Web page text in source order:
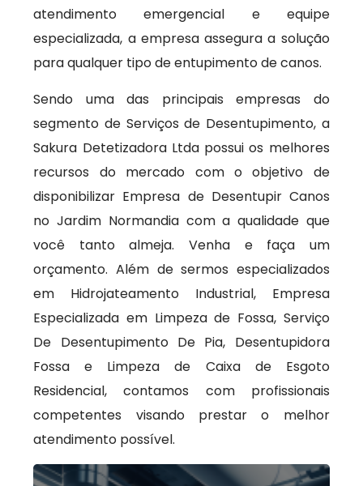
atendimento emergencial e equipe
especializada, a empresa assegura a solução
para qualquer tipo de entupimento de canos.
Sendo uma das principais empresas do
segmento de Serviços de Desentupimento, a
Sakura Detetizadora Ltda possui os melhores
recursos do mercado com o objetivo de
disponibilizar Empresa de Desentupir Canos
no Jardim Normandia com a qualidade que
você tanto almeja. Venha e faça um
orçamento. Além de sermos especializados
em Hidrojateamento Industrial, Empresa
Especializada em Limpeza de Fossa, Serviço
De Desentupimento De Pia, Desentupidora
Fossa e Limpeza de Caixa de Esgoto
Residencial, contamos com profissionais
competentes visando prestar o melhor
atendimento possível.